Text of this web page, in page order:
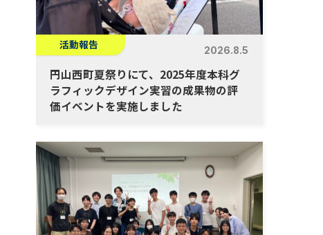
活動報告 2026.8.5
円山西町夏祭りにて、2025年度本科グ
ラフィックデザイン実習の成果物の評
価イベントを実施しました